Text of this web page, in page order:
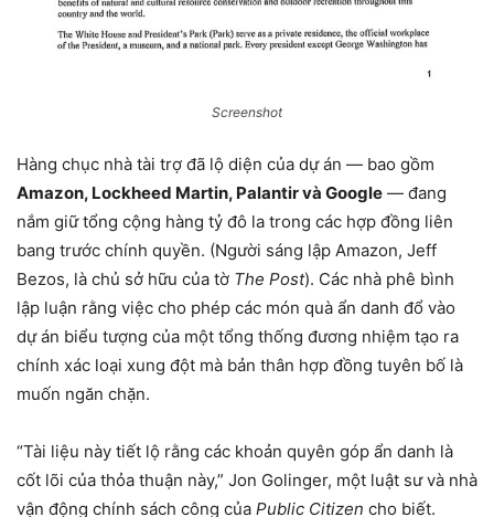
Screenshot
Hàng chục nhà tài trợ đã lộ diện của dự án — bao gồm
Amazon, Lockheed Martin, Palantir và Google — đang
nắm giữ tổng cộng hàng tỷ đô la trong các hợp đồng liên
bang trước chính quyền. (Người sáng lập Amazon, Jeff
Bezos, là chủ sở hữu của tờ The Post). Các nhà phê bình
lập luận rằng việc cho phép các món quà ẩn danh đổ vào
dự án biểu tượng của một tổng thống đương nhiệm tạo ra
chính xác loại xung đột mà bản thân hợp đồng tuyên bố là
muốn ngăn chặn.
“Tài liệu này tiết lộ rằng các khoản quyên góp ẩn danh là
cốt lõi của thỏa thuận này,” Jon Golinger, một luật sư và nhà
vận động chính sách công của Public Citizen cho biết.